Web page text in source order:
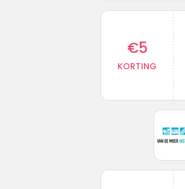
€5
KORTING